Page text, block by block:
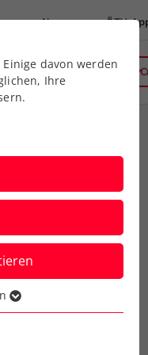
News ÖTV
Services Über
davon werden
Ihre
der
die Webseite